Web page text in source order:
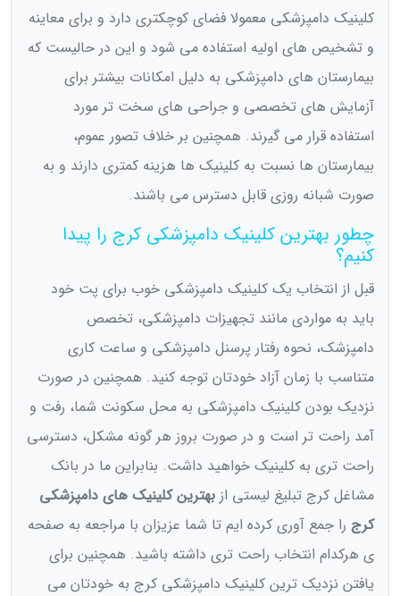
کلینیک دامپزشکی معمولا فضای کوچکتری دارد و برای معاینه
و تشخیص های اولیه استفاده می شود و این در حالیست که
بیمارستان های دامپزشکی به دلیل امکانات بیشتر برای
آزمایش های تخصصی و جراحی های سخت تر مورد
استفاده قرار می گیرند. همچنین بر خلاف تصور عموم،
بیمارستان ها نسبت به کلینیک ها هزینه کمتری دارند و به
صورت شبانه روزی قابل دسترس می باشند.
چطور بهترین کلینیک دامپزشکی کرج را پیدا
کنیم؟
قبل از انتخاب یک کلینیک دامپزشکی خوب برای پت خود
باید به مواردی مانند تجهیزات دامپزشکی، تخصص
دامپزشک، نحوه رفتار پرسنل دامپزشکی و ساعت کاری
متناسب با زمان آزاد خودتان توجه کنید. همچنین در صورت
نزدیک بودن کلینیک دامپزشکی به محل سکونت شما، رفت و
آمد راحت تر است و در صورت بروز هر گونه مشکل، دسترسی
راحت تری به کلینیک خواهید داشت. بنابراین ما در بانک
مشاغل کرج تبلیغ لیستی از بهترین کلینیک های دامپزشکی
کرج را جمع آوری کرده ایم تا شما عزیزان با مراجعه به صفحه
ی هرکدام انتخاب راحت تری داشته باشید. همچنین برای
یافتن نزدیک ترین کلینیک دامپزشکی کرج به خودتان می